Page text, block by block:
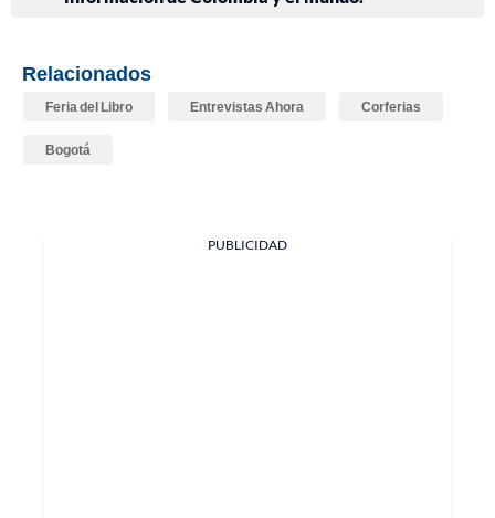
Relacionados
Feria del Libro Entrevistas Ahora Corferias
Bogotá
PUBLICIDAD